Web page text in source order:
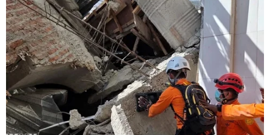
Chủ tịch Hội Quốc tế ngữ Việt Nam Nguyễn Văn
Lợi cho biết, chủ đề của UK97 là “Esperranto -
Cầu nối vì Hòa bình, Hữu nghị và Phát triển”.
Dự kiến sẽ có từ1.000 đến 1.700 đại biểu đến từ
khoảng 60 quốc gia trên thế giới đăng ký tham
dựĐại hội.